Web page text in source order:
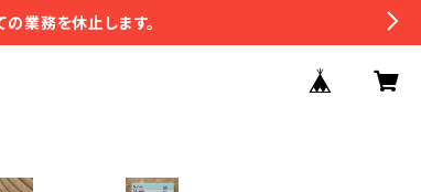
業務を休止します。